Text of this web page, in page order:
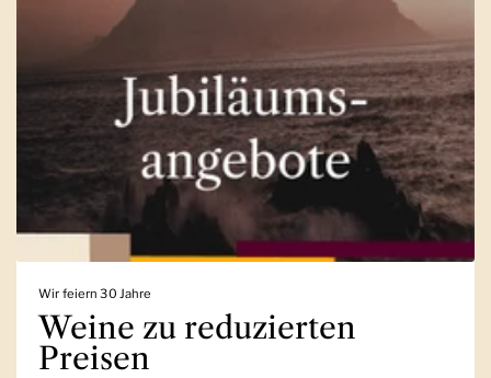
Wir feiern 30 Jahre
Weine zu reduzierten
Preisen